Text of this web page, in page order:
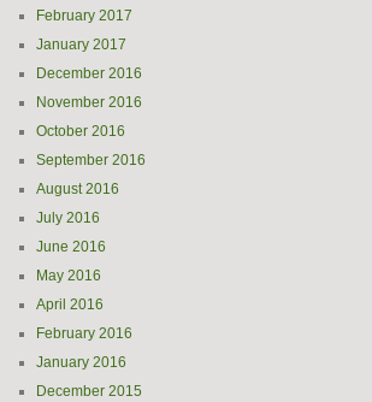
February 2017
January 2017
December 2016
November 2016
October 2016
September 2016
August 2016
July 2016
June 2016
May 2016
April 2016
February 2016
January 2016
December 2015